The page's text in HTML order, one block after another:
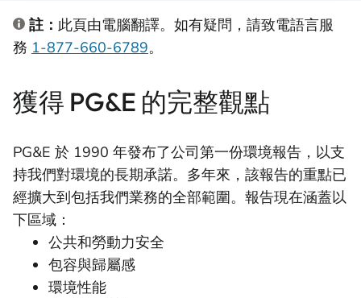
註： 此頁由電腦翻譯。如有疑問，請致電語言服
務 1-877-660-6789。
獲得 PG&E 的完整觀點
PG&E 於 1990 年發布了公司第一份環境報告，以支
持我們對環境的長期承諾。多年來，該報告的重點已
經擴大到包括我們業務的全部範圍。報告現在涵蓋以
下區域：
公共和勞動力安全
包容與歸屬感
環境性能